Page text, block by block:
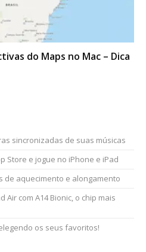
do Maps no Mac – Dica
sincronizadas de suas músicas
Store e jogue no iPhone e iPad
de aquecimento e alongamento
com A14 Bionic, o chip mais
os seus favoritos!